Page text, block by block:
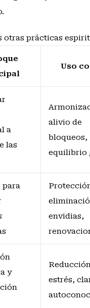
otras prácticas
Uso
a
las
alivio de
bloqueos,
equilibrio
para
envidias,
y
estrés,